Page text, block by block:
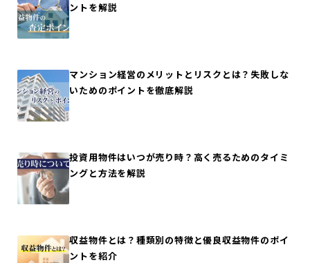
ントを解説
マンション経営のメリットとリスクとは？失敗しな
いためのポイントを徹底解説
投資用物件はいつが売り時？高く売るためのタイミ
ングと方法を解説
収益物件とは？種類別の特徴と優良収益物件のポイ
ントを紹介